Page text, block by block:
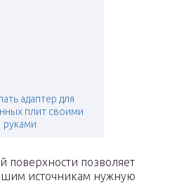
адаптер для
плит своими
руками
позволяет
источникам нужную